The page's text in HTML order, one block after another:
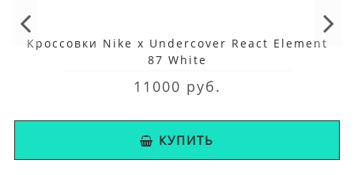
Кроссовки Nike x Undercover React Element
87 White
11000 руб.
КУПИТЬ